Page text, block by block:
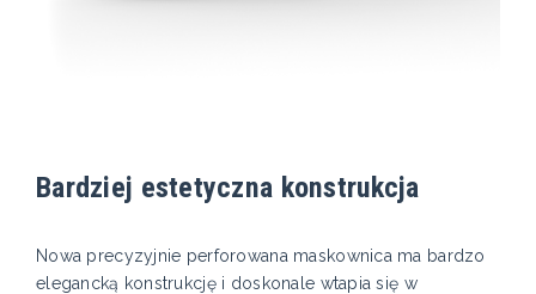
Bardziej estetyczna konstrukcja
Nowa precyzyjnie perforowana maskownica ma bardzo
elegancką konstrukcję i doskonale wtapia się w